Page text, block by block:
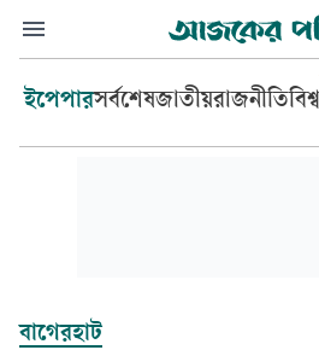
ইপেপারসর্বশেষজাতীয়রাজনীতিবিশ্ব
বাগেরহাট